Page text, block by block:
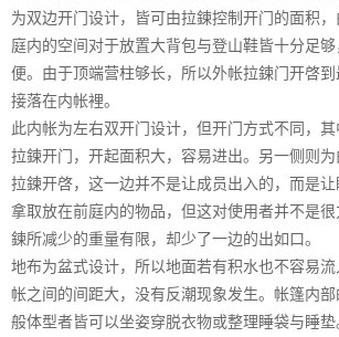
为双边开门设计，皆可由拉鍊控制开门的面积
庭内的空间对于放置大背包与登山鞋皆十分足
便。由于顶端营柱够长，所以外帐拉鍊门开啓
接落在内帐裡。
此内帐为左右双开门设计，但开门方式不同，
拉鍊开门，开起面积大，容易进出。另一侧则
拉鍊开啓，这一边并不是让成员出入的，而是
拿取放在前庭内的物品，但这对使用者并不是
鍊所减少的重量有限，却少了一边的出如口。
地布为盆式设计，所以地面若有积水也不容易
帐之间的间距大，没有反潮现象发生。帐篷内
般体型者皆可以坐姿穿脱衣物或整理睡袋与睡垫